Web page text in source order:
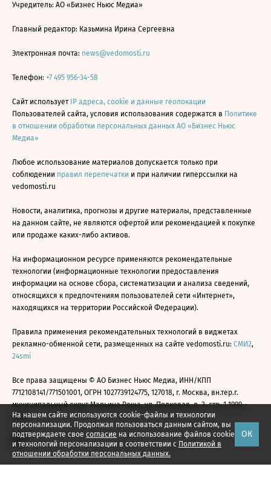
На нашем сайте используются cookie-файлы и технологии
персонализации. Продолжая пользоваться данным сайтом, вы
подтверждаете свое согласие на использование файлов cookie
и технологий персонализации в соответствии с Политикой в
отношении обработки персональных данных.
ОК
Учредитель: АО «Бизнес Ньюс Медиа»
Главный редактор: Казьмина Ирина Сергеевна
Электронная почта: news@vedomosti.ru
Телефон: +7 495 956-34-58
Сайт использует IP адреса, cookie и данные геолокации
Пользователей сайта, условия использования содержатся в Политике
в отношении обработки персональных данных АО «Бизнес Ньюс
Медиа»
Любое использование материалов допускается только при
соблюдении правил перепечатки и при наличии гиперссылки на
vedomosti.ru
Новости, аналитика, прогнозы и другие материалы, представленные
на данном сайте, не являются офертой или рекомендацией к покупке
или продаже каких-либо активов.
На информационном ресурсе применяются рекомендательные
технологии (информационные технологии предоставления
информации на основе сбора, систематизации и анализа сведений,
относящихся к предпочтениям пользователей сети «Интернет»,
находящихся на территории Российской Федерации).
Правила применения рекомендательных технологий в виджетах
рекламно-обменной сети, размещенных на сайте vedomosti.ru: СМИ2,
24smi
Все права защищены © АО Бизнес Ньюс Медиа, ИНН/КПП
7712108141/771501001, ОГРН 1027739124775, 127018, г. Москва, вн.тер.г.
муниципальный округ Марьина Роща, ул. Полковая, д. 3, стр. 1 1999—
2026